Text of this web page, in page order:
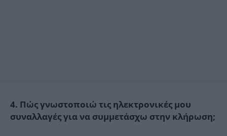
4. Πώς γνωστοποιώ τις ηλεκτρονικές μου
συναλλαγές για να συμμετάσχω στην κλήρωση;